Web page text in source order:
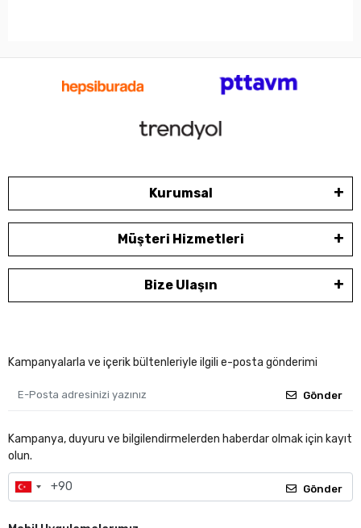
Kurumsal
Müşteri Hizmetleri
Bize Ulaşın
Kampanyalarla ve içerik bültenleriyle ilgili e-posta gönderimi
Gönder
Kampanya, duyuru ve bilgilendirmelerden haberdar olmak için kayıt
olun.
Gönder